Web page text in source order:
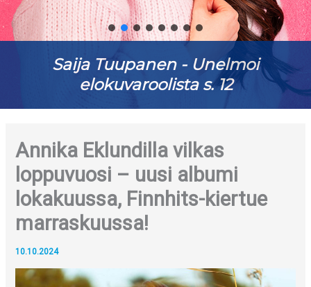
Saija Tuupanen - Unelmoi
elokuvaroolista s. 12
Annika Eklundilla vilkas
loppuvuosi – uusi albumi
lokakuussa, Finnhits-kiertue
marraskuussa!
10.10.2024